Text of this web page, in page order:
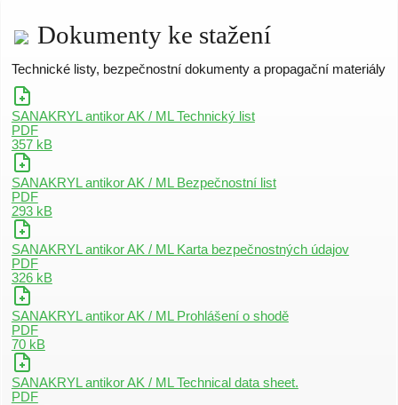
Dokumenty ke stažení
Technické listy, bezpečnostní dokumenty a propagační materiály
SANAKRYL antikor AK / ML Technický list
PDF
357 kB
SANAKRYL antikor AK / ML Bezpečnostní list
PDF
293 kB
SANAKRYL antikor AK / ML Karta bezpečnostných údajov
PDF
326 kB
SANAKRYL antikor AK / ML Prohlášení o shodě
PDF
70 kB
SANAKRYL antikor AK / ML Technical data sheet.
PDF